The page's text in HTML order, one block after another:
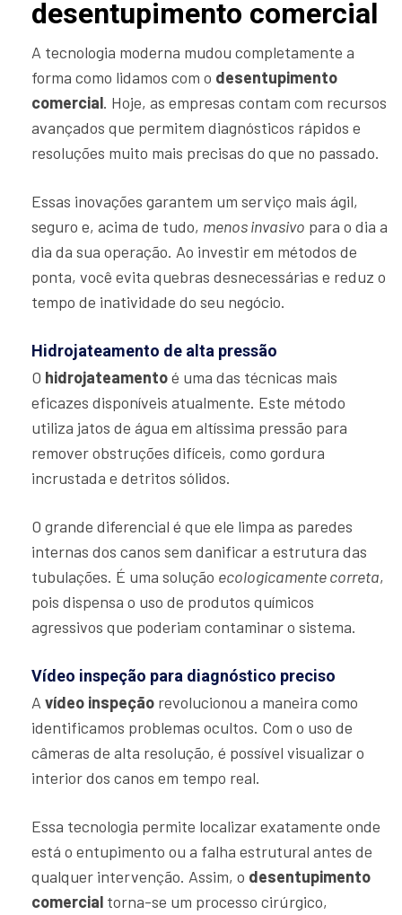
desentupimento comercial
A tecnologia moderna mudou completamente a
forma como lidamos com o desentupimento
comercial. Hoje, as empresas contam com recursos
avançados que permitem diagnósticos rápidos e
resoluções muito mais precisas do que no passado.
Essas inovações garantem um serviço mais ágil,
seguro e, acima de tudo, menos invasivo para o dia a
dia da sua operação. Ao investir em métodos de
ponta, você evita quebras desnecessárias e reduz o
tempo de inatividade do seu negócio.
Hidrojateamento de alta pressão
O hidrojateamentoé uma das técnicas mais
eficazes disponíveis atualmente. Este método
utiliza jatos de água em altíssima pressão para
remover obstruções difíceis, como gordura
incrustada e detritos sólidos.
O grande diferencial é que ele limpa as paredes
internas dos canos sem danificar a estrutura das
tubulações. É uma solução ecologicamente correta,
pois dispensa o uso de produtos químicos
agressivos que poderiam contaminar o sistema.
Vídeo inspeção para diagnóstico preciso
A vídeo inspeção revolucionou a maneira como
identificamos problemas ocultos. Com o uso de
câmeras de alta resolução, é possível visualizar o
interior dos canos em tempo real.
Essa tecnologia permite localizar exatamente onde
está o entupimento ou a falha estrutural antes de
qualquer intervenção. Assim, o desentupimento
comercial torna-se um processo cirúrgico,